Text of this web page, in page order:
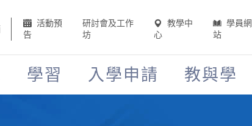
活動預
告
研討會及工作
坊
教學中
心
學員網
站
學習 入學申請 教與學